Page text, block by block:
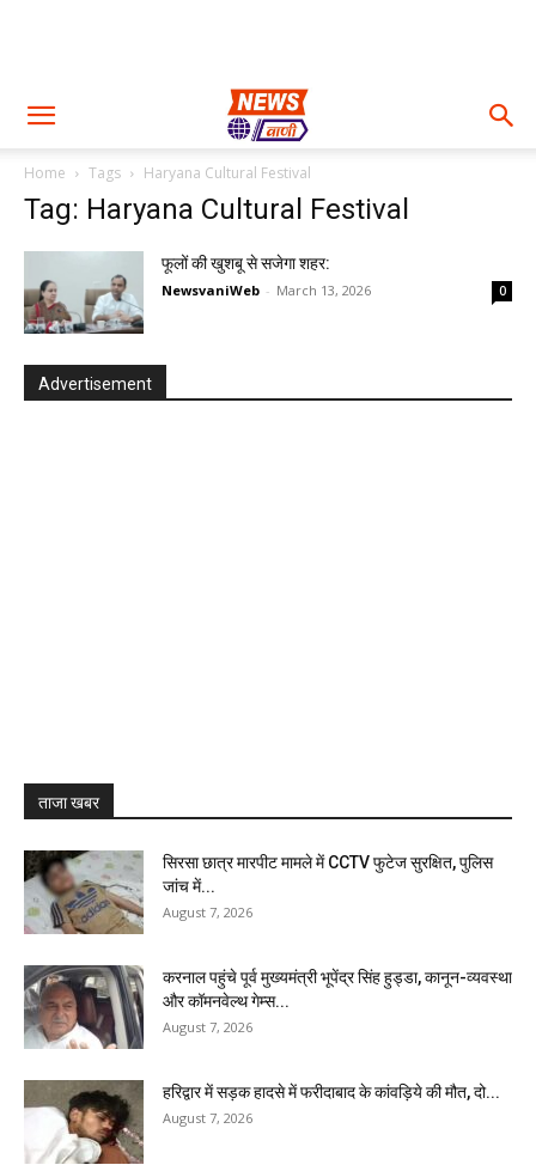
Home Tags Haryana Cultural Festival
Tag: Haryana Cultural Festival
फूलों की खुशबू से सजेगा शहर:
NewsvaniWeb - March 13, 2026 0
Advertisement
ताजा खबर
सिरसा छात्र मारपीट मामले में CCTV फुटेज सुरक्षित, पुलिस
जांच में...
August 7, 2026
करनाल पहुंचे पूर्व मुख्यमंत्री भूपेंद्र सिंह हुड्डा, कानून-व्यवस्था
और कॉमनवेल्थ गेम्स...
August 7, 2026
हरिद्वार में सड़क हादसे में फरीदाबाद के कांवड़िये की मौत, दो...
August 7, 2026